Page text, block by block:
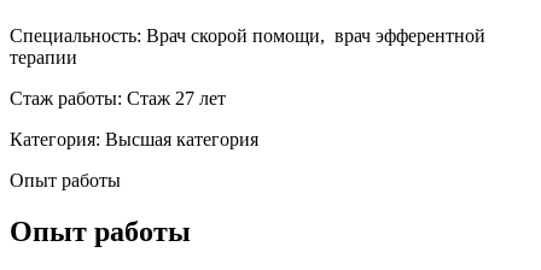
Специальность: Врач скорой помощи, врач эфферентной
терапии
Стаж работы: Стаж 27 лет
Категория: Высшая категория
Опыт работы
Опыт работы